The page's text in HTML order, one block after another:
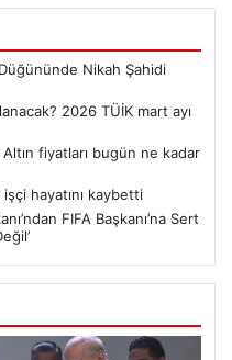
Nikah Şahidi
2026 TÜİK mart ayı
fiyatları bugün ne kadar
hayatını kaybetti
FIFA Başkanı’na Sert